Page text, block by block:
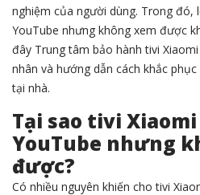
nghiệm của người dùng. Trong đó,
YouTube nhưng không xem được
đây Trung tâm bảo hành tivi
nhân và hướng dẫn cách khắc
tại nhà.
Tại sao tivi
YouTube nhưng
được?
Có nhiều nguyên khiến cho tivi